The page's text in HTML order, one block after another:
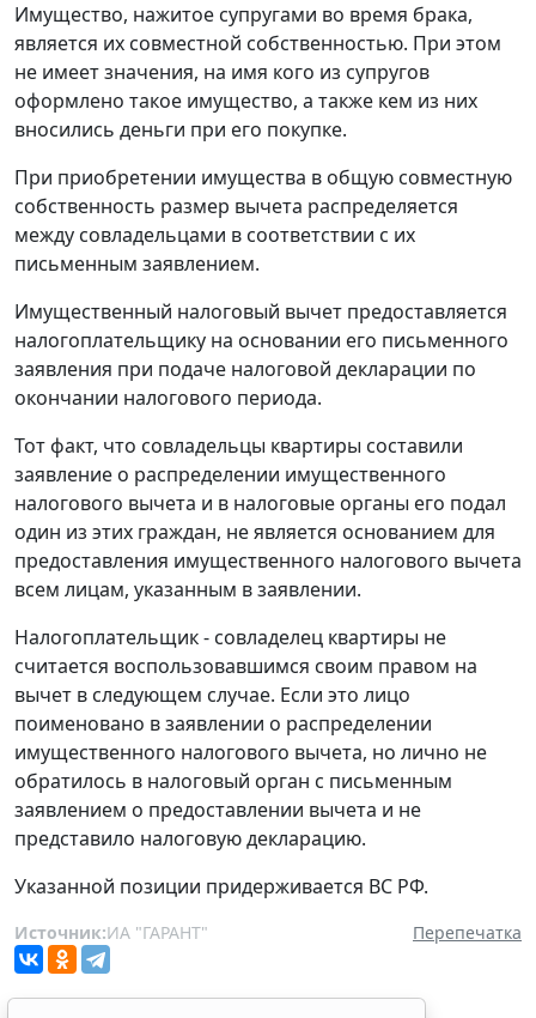
Имущество, нажитое супругами во время брака,
является их совместной собственностью. При этом
не имеет значения, на имя кого из супругов
оформлено такое имущество, а также кем из них
вносились деньги при его покупке.
При приобретении имущества в общую совместную
собственность размер вычета распределяется
между совладельцами в соответствии с их
письменным заявлением.
Имущественный налоговый вычет предоставляется
налогоплательщику на основании его письменного
заявления при подаче налоговой декларации по
окончании налогового периода.
Тот факт, что совладельцы квартиры составили
заявление о распределении имущественного
налогового вычета и в налоговые органы его подал
один из этих граждан, не является основанием для
предоставления имущественного налогового вычета
всем лицам, указанным в заявлении.
Налогоплательщик - совладелец квартиры не
считается воспользовавшимся своим правом на
вычет в следующем случае. Если это лицо
поименовано в заявлении о распределении
имущественного налогового вычета, но лично не
обратилось в налоговый орган с письменным
заявлением о предоставлении вычета и не
представило налоговую декларацию.
Указанной позиции придерживается ВС РФ.
Источник:ИА "ГАРАНТ" Перепечатка